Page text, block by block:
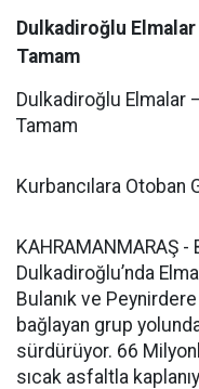
Dulkadiroğlu
Tamam
Dulkadiroğlu Elmalar
Tamam
Kurbancılara Otoban
KAHRAMANMARAŞ
Dulkadiroğlu’nda
Bulanık ve
bağlayan grup
sürdürüyor. 66
sıcak asfaltla